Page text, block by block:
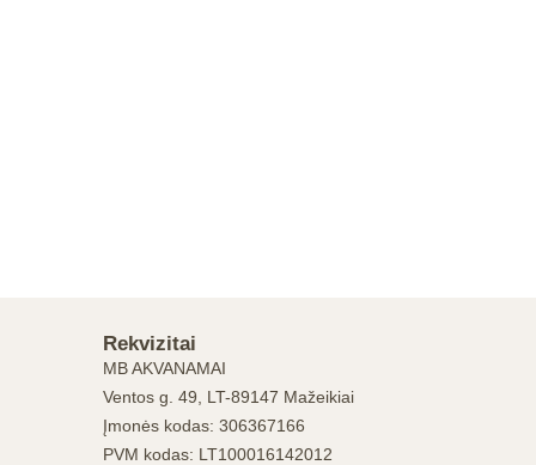
Rekvizitai
MB AKVANAMAI
Ventos g. 49, LT-89147 Mažeikiai
Įmonės kodas: 306367166
PVM kodas: LT100016142012